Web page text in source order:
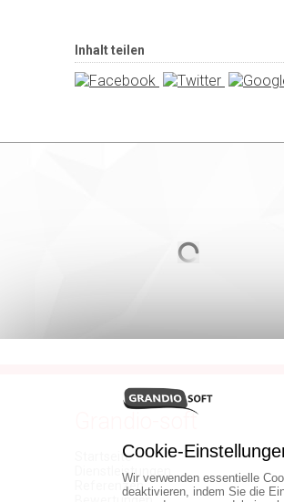
Inhalt teilen
Grandio-soft
Startseite
Dienstleistungen
Referenzen
Cookie-
Wir verwenden essentielle
deaktivieren, indem Sie die